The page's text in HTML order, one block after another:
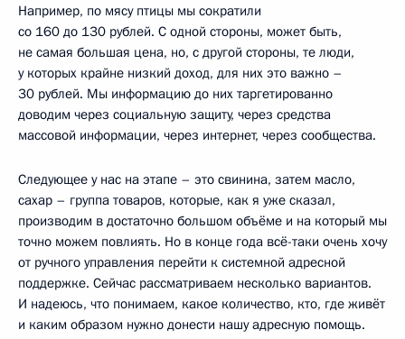
Например, по мясу птицы мы сократили
со 160 до 130 рублей. С одной стороны, может быть,
не самая большая цена, но, с другой стороны, те люди,
у которых крайне низкий доход, для них это важно –
30 рублей. Мы информацию до них таргетированно
доводим через социальную защиту, через средства
массовой информации, через интернет, через сообщества.
Следующее у нас на этапе – это свинина, затем масло,
сахар – группа товаров, которые, как я уже сказал,
производим в достаточно большом объёме и на который мы
точно можем повлиять. Но в конце года всё-таки очень хочу
от ручного управления перейти к системной адресной
поддержке. Сейчас рассматриваем несколько вариантов.
И надеюсь, что понимаем, какое количество, кто, где живёт
и каким образом нужно донести нашу адресную помощь.